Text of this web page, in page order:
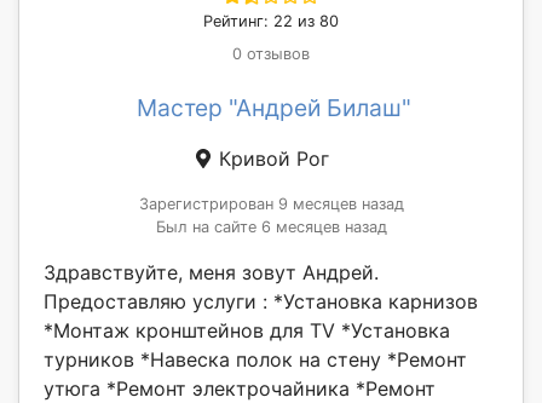
Рейтинг: 22 из 80
0 отзывов
Мастер "Андрей Билаш"
Кривой Рог
Зарегистрирован 9 месяцев назад
Был на сайте 6 месяцев назад
Здравствуйте, меня зовут Андрей.
Предоставляю услуги : *Установка карнизов
*Монтаж кронштейнов для ТV *Установка
турников *Навеска полок на стену *Ремонт
утюга *Ремонт электрочайника *Ремонт